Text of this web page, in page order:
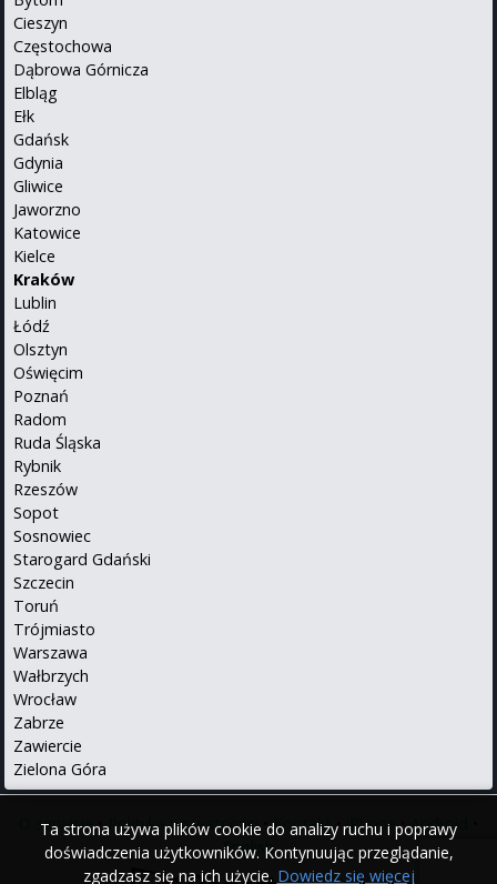
Ta strona używa plików cookie do analizy ruchu i poprawy
doświadczenia użytkowników. Kontynuując przeglądanie,
zgadzasz się na ich użycie. Dowiedz się więcej
Cieszyn
Częstochowa
Dąbrowa Górnicza
Elbląg
Ełk
Gdańsk
Gdynia
Gliwice
Jaworzno
Katowice
Kielce
Kraków
Lublin
Łódź
Olsztyn
Oświęcim
Poznań
Radom
Ruda Śląska
Rybnik
Rzeszów
Sopot
Sosnowiec
Starogard Gdański
Szczecin
Toruń
Trójmiasto
Warszawa
Wałbrzych
Wrocław
Zabrze
Zawiercie
Zielona Góra
O serwisie•Polityka prywatności•Kontakt•iPhone•Android
English